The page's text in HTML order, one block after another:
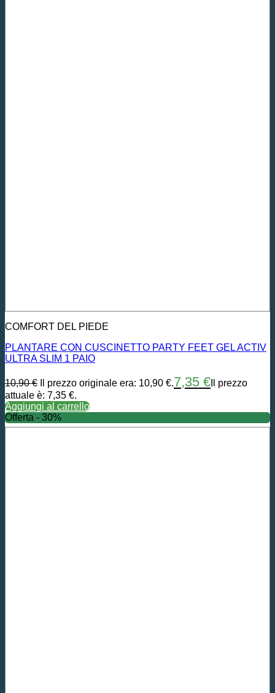
COMFORT DEL PIEDE
PLANTARE CON CUSCINETTO PARTY FEET GEL ACTIV
ULTRA SLIM 1 PAIO
10,90€ Il prezzo originale era: 10,90 €.7,35 € Il prezzo
attuale è: 7,35 €.
Aggiungi al carrello
Offerta - 30%